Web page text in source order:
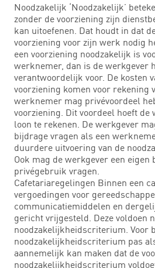
Noodzakelijk ‘Noodzakelijk’
zonder de voorziening zijn
kan uitoefenen. Dat houdt in dat
voorziening voor zijn werk nodig
een voorziening noodzakelijk is
werknemer, dan is de werkgever
verantwoordelijk voor. De kosten
voorziening komen voor rekening
werknemer mag privévoordeel
voorziening. Dit voordeel hoeft de
loon te rekenen. De werkgever
bijdrage vragen als een
duurdere uitvoering van de
Ook mag de werkgever een eigen
privégebruik vragen.
Cafetariaregelingen Binnen een
vergoedingen voor
communicatiemiddelen en
gericht vrijgesteld. Deze voldoen
noodzakelijkheidscriterium. Voor
noodzakelijkheidscriterium pas
aannemelijk kan maken dat de
noodzakelijkheidscriterium